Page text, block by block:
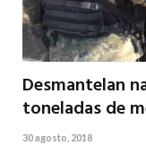
Desmantelan
toneladas de
30 agosto, 2018